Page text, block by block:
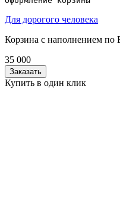
Для дорогого человека
Корзина с наполнением по
35 000
Заказать
Купить в один клик